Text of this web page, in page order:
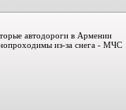
автодороги в Армении
из-за снега - МЧС